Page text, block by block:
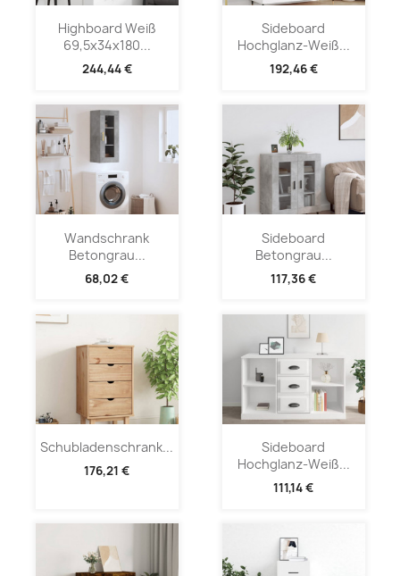
Highboard Weiß
69,5x34x180...
244,44 €
Sideboard
Hochglanz-Weiß...
192,46 €
Wandschrank
Betongrau...
68,02 €
Sideboard
Betongrau...
117,36 €
Schubladenschrank...
176,21 €
Sideboard
Hochglanz-Weiß...
111,14 €